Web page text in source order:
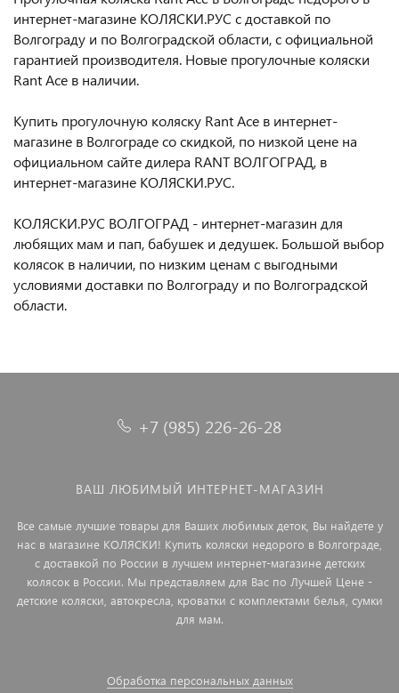
интернет-магазине КОЛЯСКИ.РУС с доставкой по
Волгограду и по Волгоградской области, с официальной
гарантией производителя. Новые прогулочные коляски
Rant Ace в наличии.
Купить прогулочную коляску Rant Ace в интернет-
магазине в Волгограде со скидкой, по низкой цене на
официальном сайте дилера RANT ВОЛГОГРАД, в
интернет-магазине КОЛЯСКИ.РУС.
КОЛЯСКИ.РУС ВОЛГОГРАД - интернет-магазин для
любящих мам и пап, бабушек и дедушек. Большой выбор
колясок в наличии, по низким ценам с выгодными
условиями доставки по Волгограду и по Волгоградской
области.
+7 (985) 226-26-28
ВАШ ЛЮБИМЫЙ ИНТЕРНЕТ-МАГАЗИН
Все самые лучшие товары для Ваших любимых деток, Вы найдете у
нас в магазине КОЛЯСКИ! Купить коляски недорого в Волгограде,
с доставкой по России в лучшем интернет-магазине детских
колясок в России. Мы представляем для Вас по Лучшей Цене -
детские коляски, автокресла, кроватки с комплектами белья, сумки
для мам.
Обработка персональных данных